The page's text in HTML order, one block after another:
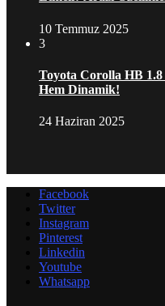
10 Temmuz 2025
3
Toyota Corolla HB
Hem Dinamik!
24 Haziran 2025
Facebook
Twitter
Instagram
Pinterest
Linkedin
Youtube
Whatsapp